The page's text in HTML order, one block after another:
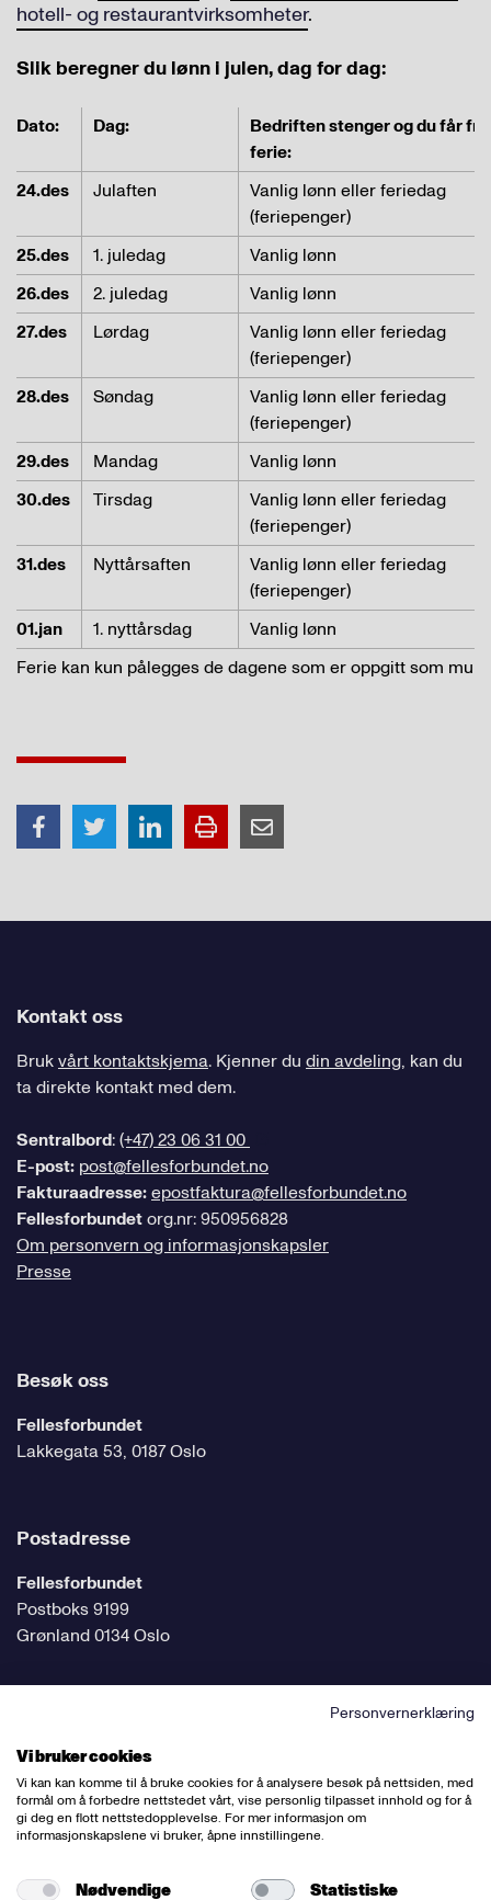
hotell- og restaurantvirksomheter.
Slik beregner du lønn i julen, dag for dag:
Dato: Dag:
Bedriften stenger og du får fri
ferie:
24.des
Julaften
Vanlig lønn eller feriedag
(feriepenger)
25.des
1. juledag
Vanlig lønn
26.des
2. juledag
Vanlig lønn
27.des
Lørdag
Vanlig lønn eller feriedag
(feriepenger)
28.des
Søndag
Vanlig lønn eller feriedag
(feriepenger)
29.des
Mandag
Vanlig lønn
30.des
Tirsdag
Vanlig lønn eller feriedag
(feriepenger)
31.des
Nyttårsaften
Vanlig lønn eller feriedag
(feriepenger)
01.jan
1. nyttårsdag
Vanlig lønn
Ferie kan kun pålegges de dagene som er oppgitt som
Kontakt oss
Brukvårt kontaktskjema. Kjenner du din avdeling, kan du
ta direkte kontakt med dem.
Sentralbord:(+47) 23 06 31 00
E-post: post@fellesforbundet.no
Fakturaadresse:epostfaktura@fellesforbundet.no
Fellesforbundetorg.nr: 950956828
Om personvern og informasjonskapsler
Presse
Besøk oss
Fellesforbundet
Lakkegata 53, 0187 Oslo
Postadresse
Fellesforbundet
Postboks 9199
Grønland 0134 Oslo
Følg oss på sosiale medier
Nettredaktør:Willy Bergsnov
Personvernerklæring
Vi bruker cookies
Vi kan kan komme til å bruke cookies for å analysere besøk på nettsiden, med
formål om å forbedre nettstedet vårt, vise personlig tilpasset innhold og for å
gi deg en flott nettstedopplevelse. For mer informasjon om
informasjonskapslene vi bruker, åpne innstillingene.
Nødvendige Statistiske